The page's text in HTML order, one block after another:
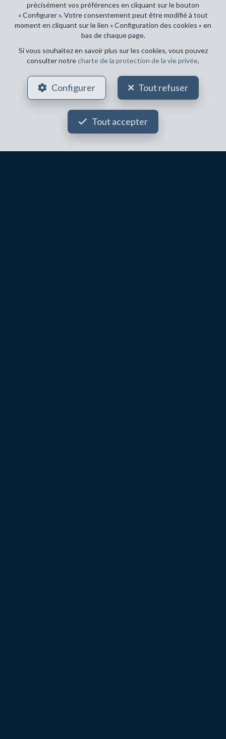
3 1 200 m² 2
LASNE
495 000 €
précisément vos préférences en cliquant sur le bouton
« Configurer ». Votre consentement peut être modifié à tout
moment en cliquant sur le lien « Configuration des cookies » en
bas de chaque page.
Si vous souhaitez en savoir plus sur les cookies, vous pouvez
consulter notrecharte de la protection de la vie privée.
Configurer Tout refuser
Tout accepter